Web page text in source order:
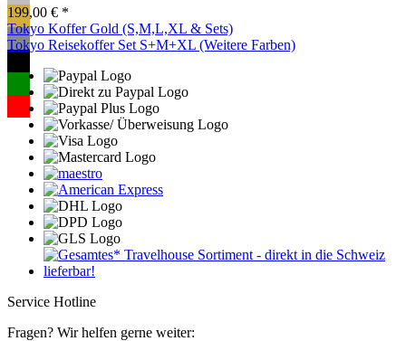
199,00 € *
Tokyo Koffer Gold (S,M,L,XL & Sets)
Tokyo Reisekoffer Set S+M+XL (Weitere Farben)
Service Hotline
Fragen? Wir helfen gerne weiter: